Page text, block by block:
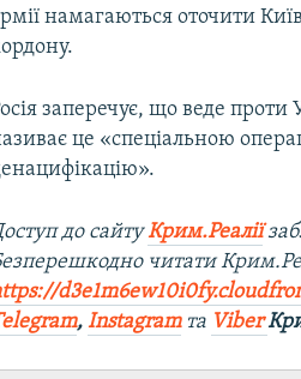
намагаються оточити
заперечує, що веде проти
це «спеціальною
до сайтуКрим.Реалії
читати
,Instagramта Viber